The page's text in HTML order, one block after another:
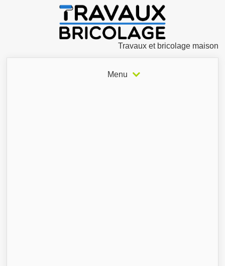
Travaux et bricolage maison
Menu